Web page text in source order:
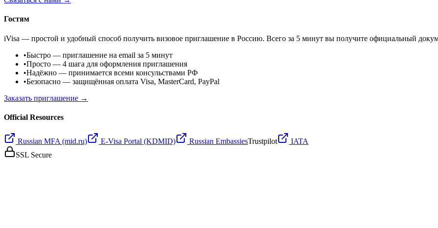
Гостям
iVisa — простой и удобный способ получить визовое приглашение в Россию. Всего за 5 минут вы получите официальный
•Быстро — приглашение на email за 5 минут
•Просто — 4 шага для оформления приглашения
•Надёжно — принимается всеми консульствами РФ
•Безопасно — защищённая оплата Visa, MasterCard, PayPal
Заказать приглашение →
Official Resources
Russian MFA (mid.ru) E-Visa Portal (KDMID) Russian EmbassiesTrustpilot
IATA
SSL Secure